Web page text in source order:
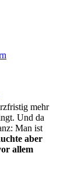
mehr
Und da
Man ist
aber
allem